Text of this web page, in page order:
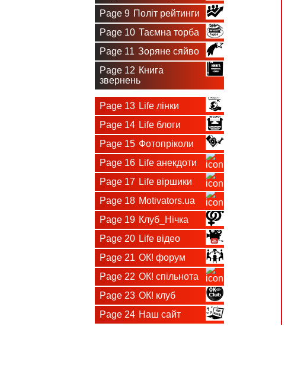
Page 9 Політ рейтинги
Page 10 Таємна торба
Page 11 Зоряне сяйво
Page 12 Книга
звернень
Page 13 Life лінки
Page 14 Life блоги
Page 15 Фотопріколи
Page 16 Life анекдоти
Page 17 Life віршики
Page 18 Motivators.ua
Page 19 Клуб_Нічка
Page 20 Life відео
Page 21 ОК! форум
Page 22 ОК! спільнота
Page 23 ОК! клуб
Page 24 Наш сайт